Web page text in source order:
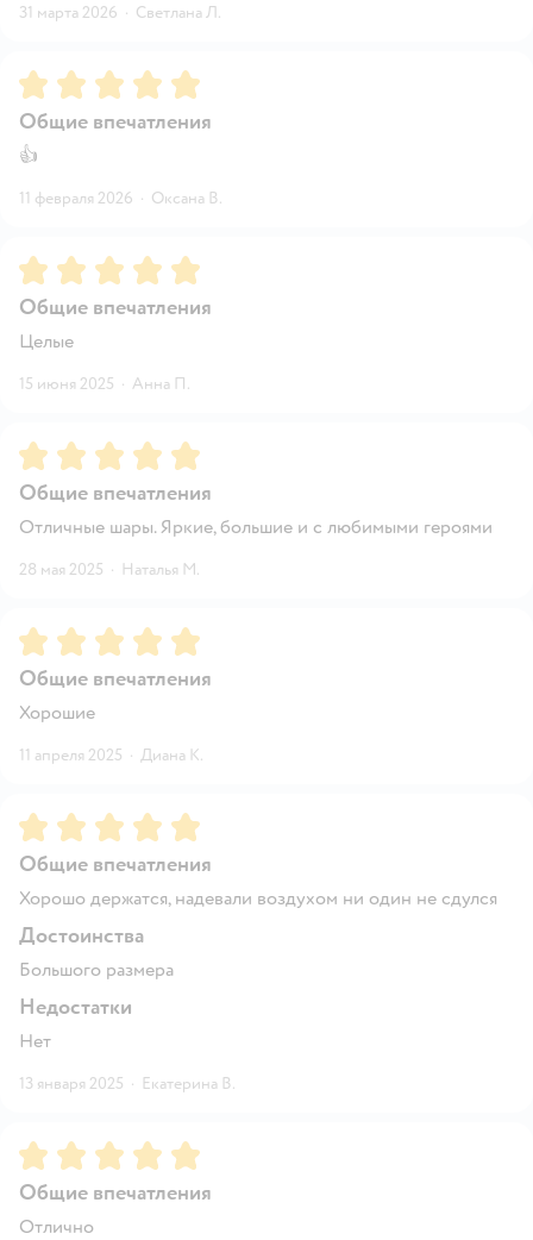
31 марта 2026 · Светлана Л.
Рейтинг:5
Общие впечатления
👍
11 февраля 2026 · Оксана В.
Рейтинг:5
Общие впечатления
Целые
15 июня 2025 · Анна П.
Рейтинг:5
Общие впечатления
Отличные шары. Яркие, большие и с любимыми героями
28 мая 2025 · Наталья М.
Рейтинг:5
Общие впечатления
Хорошие
11 апреля 2025 · Диана К.
Рейтинг:5
Общие впечатления
Хорошо держатся, надевали воздухом ни один не сдулся
Достоинства
Большого размера
Недостатки
Нет
13 января 2025 · Екатерина В.
Рейтинг:5
Общие впечатления
Отлично